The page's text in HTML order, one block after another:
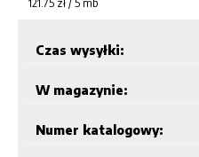
121.75 zł / 5 mb
Czas wysyłki:
W magazynie:
Numer katalogowy: